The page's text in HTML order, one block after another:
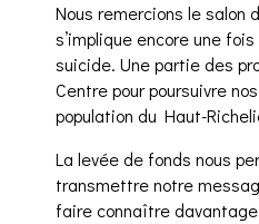
Nous remercions le salon
s’implique encore une
suicide. Une partie des
Centre pour poursuivre
population du Haut-
La levée de fonds nous
transmettre notre
faire connaître